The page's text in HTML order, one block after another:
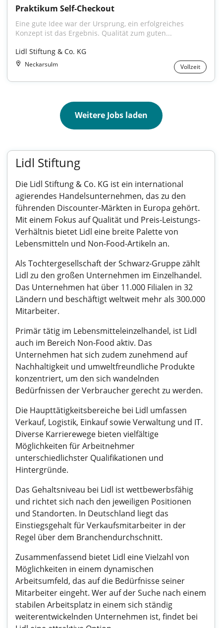
Praktikum Self-Checkout
Eine gute Idee war der Ursprung, ein erfolgreiches
Konzept ist das Ergebnis. Qualität zum guten...
Lidl Stiftung & Co. KG
Neckarsulm Vollzeit
Weitere Jobs laden
Lidl Stiftung
Die Lidl Stiftung & Co. KG ist ein international
agierendes Handelsunternehmen, das zu den
führenden Discounter-Märkten in Europa gehört.
Mit einem Fokus auf Qualität und Preis-Leistungs-
Verhältnis bietet Lidl eine breite Palette von
Lebensmitteln und Non-Food-Artikeln an.
Als Tochtergesellschaft der Schwarz-Gruppe zählt
Lidl zu den großen Unternehmen im Einzelhandel.
Das Unternehmen hat über 11.000 Filialen in 32
Ländern und beschäftigt weltweit mehr als 300.000
Mitarbeiter.
Primär tätig im Lebensmitteleinzelhandel, ist Lidl
auch im Bereich Non-Food aktiv. Das
Unternehmen hat sich zudem zunehmend auf
Nachhaltigkeit und umweltfreundliche Produkte
konzentriert, um den sich wandelnden
Bedürfnissen der Verbraucher gerecht zu werden.
Die Haupttätigkeitsbereiche bei Lidl umfassen
Verkauf, Logistik, Einkauf sowie Verwaltung und IT.
Diverse Karrierewege bieten vielfältige
Möglichkeiten für Arbeitnehmer
unterschiedlichster Qualifikationen und
Hintergründe.
Das Gehaltsniveau bei Lidl ist wettbewerbsfähig
und richtet sich nach den jeweiligen Positionen
und Standorten. In Deutschland liegt das
Einstiegsgehalt für Verkaufsmitarbeiter in der
Regel über dem Branchendurchschnitt.
Zusammenfassend bietet Lidl eine Vielzahl von
Möglichkeiten in einem dynamischen
Arbeitsumfeld, das auf die Bedürfnisse seiner
Mitarbeiter eingeht. Wer auf der Suche nach einem
stabilen Arbeitsplatz in einem sich ständig
weiterentwickelnden Unternehmen ist, findet bei